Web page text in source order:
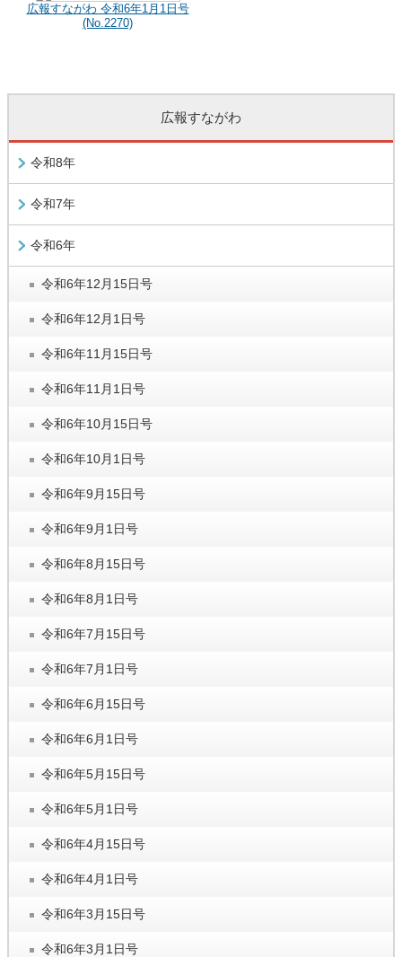
広報すながわ 令和6年1月1日号
(No.2270)
広報すながわ
令和8年
令和7年
令和6年
令和6年12月15日号
令和6年12月1日号
令和6年11月15日号
令和6年11月1日号
令和6年10月15日号
令和6年10月1日号
令和6年9月15日号
令和6年9月1日号
令和6年8月15日号
令和6年8月1日号
令和6年7月15日号
令和6年7月1日号
令和6年6月15日号
令和6年6月1日号
令和6年5月15日号
令和6年5月1日号
令和6年4月15日号
令和6年4月1日号
令和6年3月15日号
令和6年3月1日号